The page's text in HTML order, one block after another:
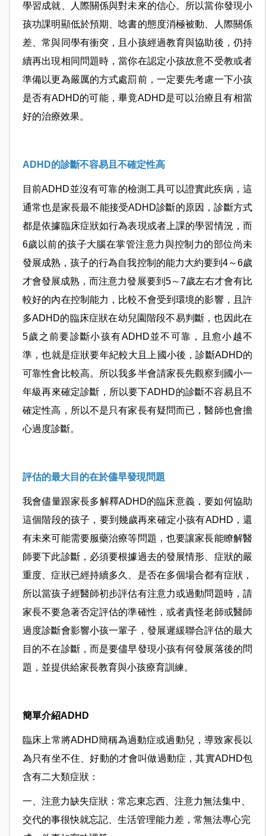
學習成就、人際關係與對未來的信心。所以當你發現小
孩功課明顯低於預期、唸書的態度消極被動、人際關係
差、常與同學有衝突，且小孩經過教育與協助後，仍持
續再出現相同問題時，當你在認定小孩故意不受教或者
準備以更為嚴厲的方式處罰前，一定要先考慮一下小孩
是否有ADHD的可能，畢竟ADHD是可以治療且有相當
好的治療效果。
ADHD的診斷不容易且不確定性高
目前ADHD並沒有可靠的檢測工具可以證實此疾病，這
通常也是家長最不能接受ADHD診斷的原因，診斷方式
都是依據臨床症狀如行為表現或者上課的學習情況，而
6歲以前的孩子大腦在掌管注意力與控制力的部位尚未
發展成熟，孩子的行為自我控制的能力大約要到4～6歲
才會發展成熟，而注意力發展要到5～7歲左右才會有比
較好的內在控制能力，比較不會受到環境的影響，且許
多ADHD的臨床症狀在幼兒園階段不易判斷，也因此在
5歲之前要診斷小孩有ADHD並不可靠，且愈小越不
準，也就是症狀要年紀較大且上國小後，診斷ADHD的
可靠性會比較高。所以我多半會請家長先觀察到國小一
年級再來確定診斷，所以要下ADHD的診斷不容易且不
確定性高，所以不是只有家長有疑問而已，醫師也會擔
心過度診斷。
評估的最大目的在於儘早發現問題
我會儘量跟家長多解釋ADHD的臨床意義，要如何協助
這個階段的孩子，要到幾歲再來確定小孩有ADHD，還
有未來可能需要服藥治療等問題，也要讓家長能瞭解醫
師要下此診斷，必須要根據過去的發展情形、症狀的嚴
重度、症狀已經持續多久、是否在多個場合都有症狀，
所以當孩子經醫師初步評估有注意力或過動問題時，請
家長不要急著否定評估的準確性，或者責怪老師或醫師
過度診斷會影響小孩一輩子，發展遲緩聯合評估的最大
目的不在診斷，而是要儘早發現小孩有何發展落後的問
題，並提供給家長教育與小孩療育訓練。
簡單介紹ADHD
臨床上常將ADHD簡稱為過動症或過動兒，導致家長以
為只有坐不住、好動的才會叫做過動症，其實ADHD包
含有二大類症狀：
一、注意力缺失症狀：常忘東忘西、注意力無法集中、
交代的事很快就忘記、生活管理能力差，常無法專心完